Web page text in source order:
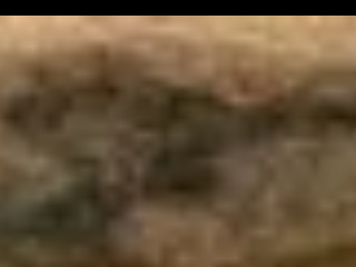
Practice“ der Fachgruppe «Medienpolitik, -
strukturen und -geschichte» an der
2026 der SGKM – SSCM – SACM in Winterthur.
Den Auftakt machte Bernadette Spieler
(Pädagogische Hochschule Zürich) mit einem
pointierten Input zu spielbasierten A